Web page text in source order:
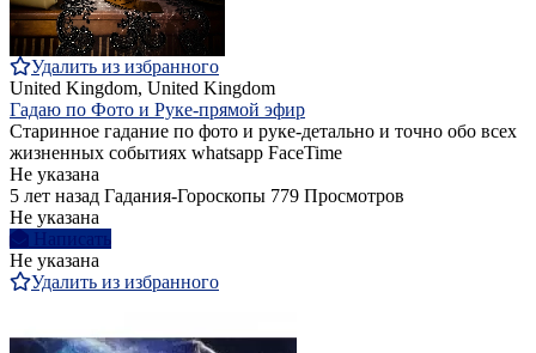
Удалить из избранного
United Kingdom, United Kingdom
Гадаю по Фото и Руке-прямой эфир
Старинное гадание по фото и руке-детально и точно обо всех
жизненных событиях whatsapp FaceTime
Не указана
5 лет назад Гадания-Гороскопы 779 Просмотров
Не указана
Написать
Не указана
Удалить из избранного